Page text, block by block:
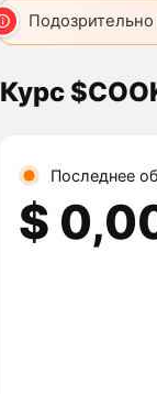
Курс
Последнее
$